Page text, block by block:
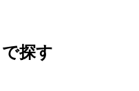
探す